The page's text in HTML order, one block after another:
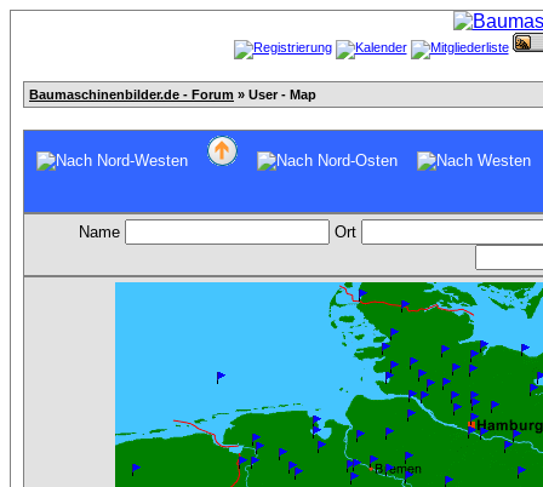
Baumaschinenbilder.de - Forum » User - Map
Name Ort